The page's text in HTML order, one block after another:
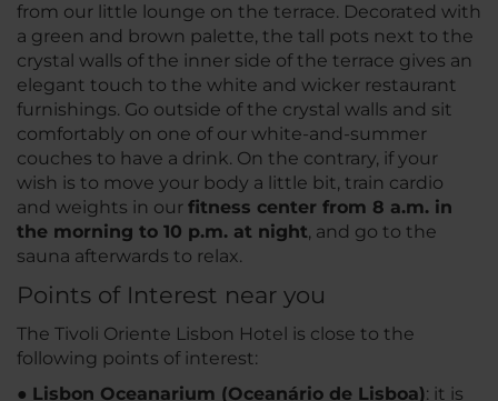
from our little lounge on the terrace. Decorated with
a green and brown palette, the tall pots next to the
crystal walls of the inner side of the terrace gives an
elegant touch to the white and wicker restaurant
furnishings. Go outside of the crystal walls and sit
comfortably on one of our white-and-summer
couches to have a drink. On the contrary, if your
wish is to move your body a little bit, train cardio
and weights in our fitness center from 8 a.m. in
the morning to 10 p.m. at night, and go to the
sauna afterwards to relax.
Points of Interest near you
The Tivoli Oriente Lisbon Hotel is close to the
following points of interest:
● Lisbon Oceanarium (Oceanário de Lisboa): it is